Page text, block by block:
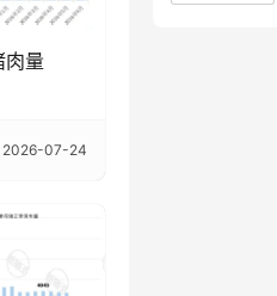
量
2026-07-24